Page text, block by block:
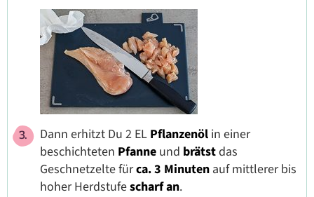
Dann erhitzt Du 2 EL Pflanzenöl in einer
beschichteten Pfanne und brätstdas
Geschnetzelte fürca. 3 Minuten auf mittlerer bis
hoher Herdstufescharf an.